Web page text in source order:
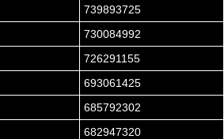
739893725
730084992
726291155
693061425
685792302
682947320